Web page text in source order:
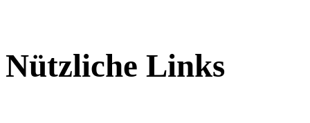
Nützliche Links